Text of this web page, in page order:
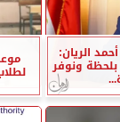
الريان:
بلحظة ونوفر